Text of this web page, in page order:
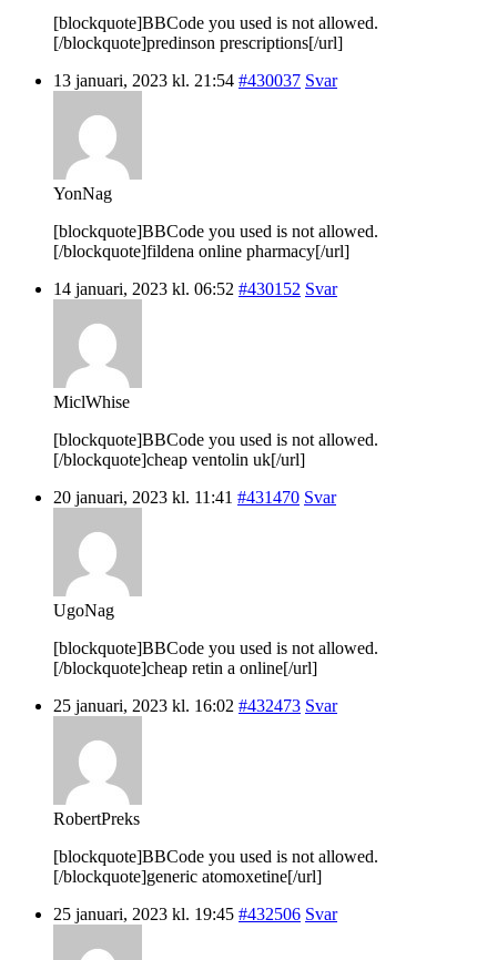
[blockquote]BBCode you used is not allowed.
[/blockquote]predinson prescriptions[/url]
13 januari, 2023 kl. 21:54 #430037 Svar
YonNag
[blockquote]BBCode you used is not allowed.
[/blockquote]fildena online pharmacy[/url]
14 januari, 2023 kl. 06:52 #430152 Svar
MiclWhise
[blockquote]BBCode you used is not allowed.
[/blockquote]cheap ventolin uk[/url]
20 januari, 2023 kl. 11:41 #431470 Svar
UgoNag
[blockquote]BBCode you used is not allowed.
[/blockquote]cheap retin a online[/url]
25 januari, 2023 kl. 16:02 #432473 Svar
RobertPreks
[blockquote]BBCode you used is not allowed.
[/blockquote]generic atomoxetine[/url]
25 januari, 2023 kl. 19:45 #432506 Svar